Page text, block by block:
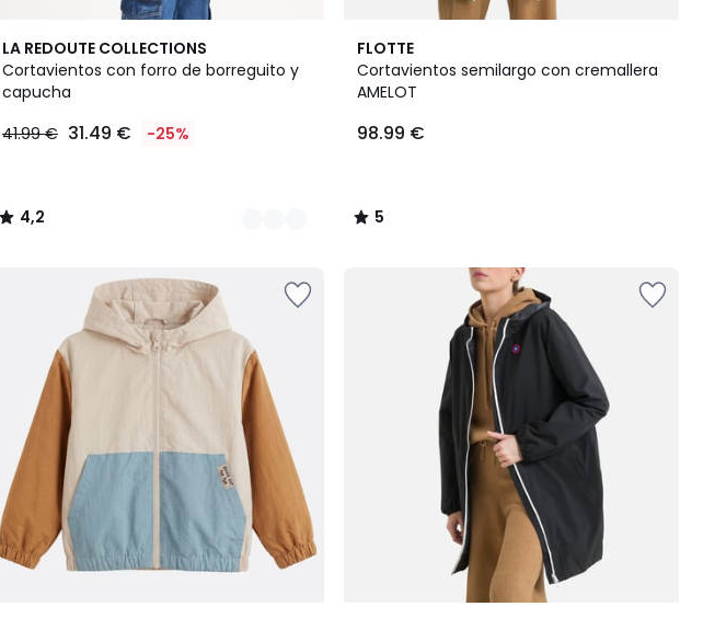
LA REDOUTE COLLECTIONS
Cortavientos con forro de borreguito y
capucha
41.99 € 31.49 € -25%
4,2
/ 5
3
Colores
4,2
/
FLOTTE
Cortavientos semilargo con cremallera
AMELOT
98.99 €
5
/
5
5
/